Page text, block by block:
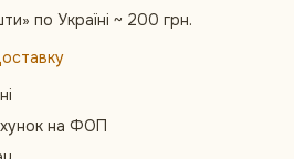
по Україні ~ 200 грн.
на ФОП